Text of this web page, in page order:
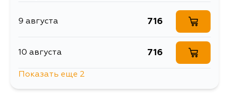
9 августа 716
10 августа 716
Показать еще 2